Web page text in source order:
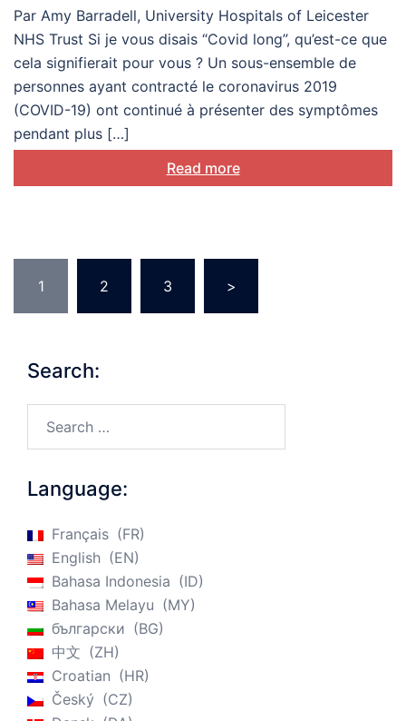
avec le COVID long
Par Amy Barradell, University Hospitals of Leicester
NHS Trust Si je vous disais “Covid long”, qu’est-ce que
cela signifierait pour vous ? Un sous-ensemble de
personnes ayant contracté le coronavirus 2019
(COVID-19) ont continué à présenter des symptômes
pendant plus […]
Read more
pagination
1 2 3 >
Search:
Language:
Français
FR
English
EN
Bahasa Indonesia
ID
Bahasa Melayu
MY
български
BG
中文
ZH
Croatian
HR
Český
CZ